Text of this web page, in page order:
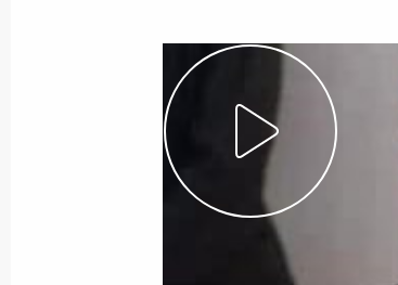
Рабочая встреча с
Георгием Боосом
6 октября 2008 года, 14:00